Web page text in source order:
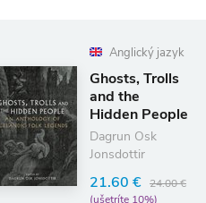
Trolls
the
People
Osk
€ 24.00 €